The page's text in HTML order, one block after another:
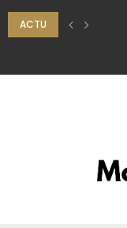
ACTU
INVESTISSEMENT